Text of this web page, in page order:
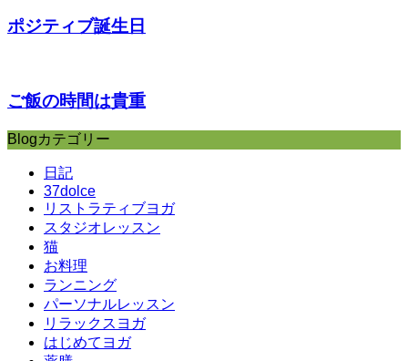
ポジティブ誕生日
ご飯の時間は貴重
Blogカテゴリー
日記
37dolce
リストラティブヨガ
スタジオレッスン
猫
お料理
ランニング
パーソナルレッスン
リラックスヨガ
はじめてヨガ